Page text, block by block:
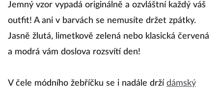
Jemný vzor vypadá originálně a ozvláštní každý váš
outfit! A ani v barvách se nemusíte držet zpátky.
Jasně žlutá, limetkově zelená nebo klasická červená
a modrá vám doslova rozsvítí den!
V čele módního žebříčku se i nadále drží dámský